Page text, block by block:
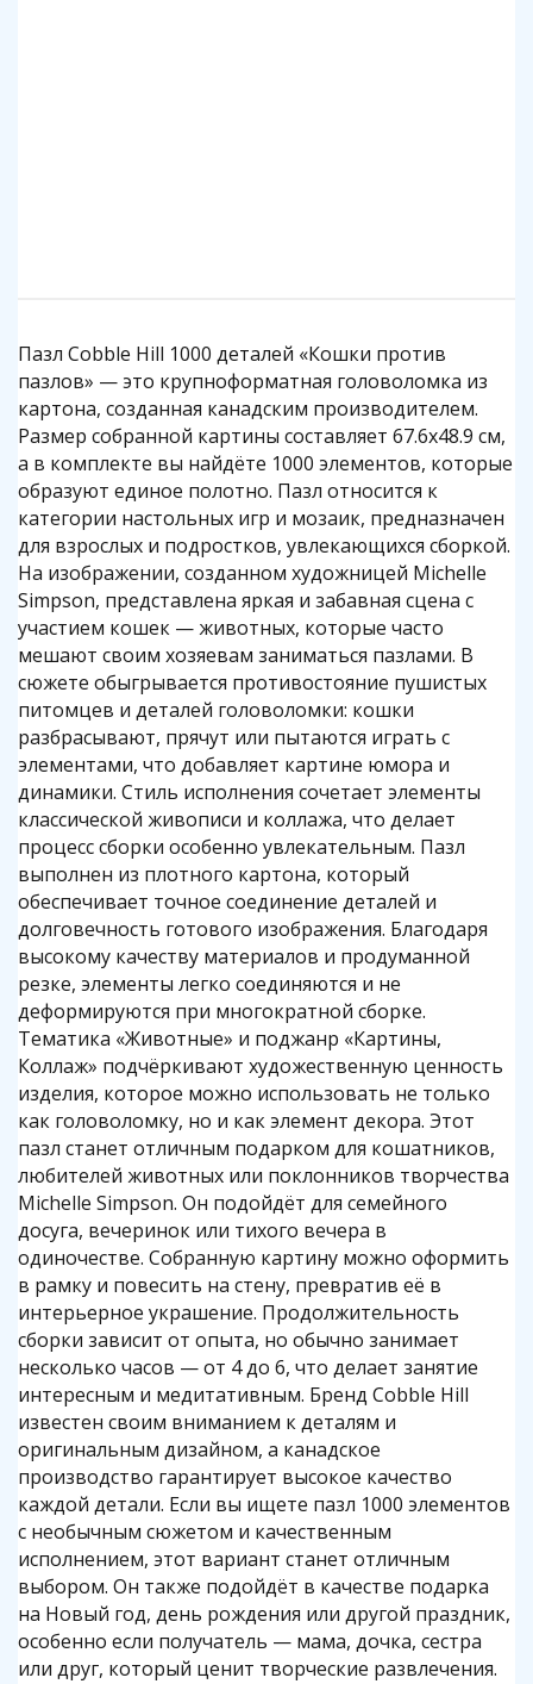
Пазл Cobble Hill 1000 деталей «Кошки против
пазлов» — это крупноформатная головоломка из
картона, созданная канадским производителем.
Размер собранной картины составляет 67.6x48.9 см,
а в комплекте вы найдёте 1000 элементов, которые
образуют единое полотно. Пазл относится к
категории настольных игр и мозаик, предназначен
для взрослых и подростков, увлекающихся сборкой.
На изображении, созданном художницей Michelle
Simpson, представлена яркая и забавная сцена с
участием кошек — животных, которые часто
мешают своим хозяевам заниматься пазлами. В
сюжете обыгрывается противостояние пушистых
питомцев и деталей головоломки: кошки
разбрасывают, прячут или пытаются играть с
элементами, что добавляет картине юмора и
динамики. Стиль исполнения сочетает элементы
классической живописи и коллажа, что делает
процесс сборки особенно увлекательным. Пазл
выполнен из плотного картона, который
обеспечивает точное соединение деталей и
долговечность готового изображения. Благодаря
высокому качеству материалов и продуманной
резке, элементы легко соединяются и не
деформируются при многократной сборке.
Тематика «Животные» и поджанр «Картины,
Коллаж» подчёркивают художественную ценность
изделия, которое можно использовать не только
как головоломку, но и как элемент декора. Этот
пазл станет отличным подарком для кошатников,
любителей животных или поклонников творчества
Michelle Simpson. Он подойдёт для семейного
досуга, вечеринок или тихого вечера в
одиночестве. Собранную картину можно оформить
в рамку и повесить на стену, превратив её в
интерьерное украшение. Продолжительность
сборки зависит от опыта, но обычно занимает
несколько часов — от 4 до 6, что делает занятие
интересным и медитативным. Бренд Cobble Hill
известен своим вниманием к деталям и
оригинальным дизайном, а канадское
производство гарантирует высокое качество
каждой детали. Если вы ищете пазл 1000 элементов
с необычным сюжетом и качественным
исполнением, этот вариант станет отличным
выбором. Он также подойдёт в качестве подарка
на Новый год, день рождения или другой праздник,
особенно если получатель — мама, дочка, сестра
или друг, который ценит творческие развлечения.